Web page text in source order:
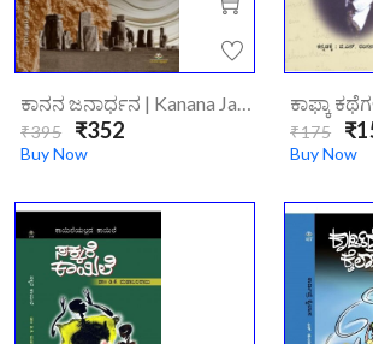
ಕಾನನ ಜನಾರ್ಧನ | Kanana Janardhana
₹395 ₹352
Buy Now
₹175
Buy Now